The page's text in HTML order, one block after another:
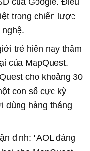
của Google. Điều
trong chiến lược
trẻ hiện nay thậm
của MapQuest.
cho khoảng 30
con số cực kỳ
dùng hàng tháng
định: "AOL đáng